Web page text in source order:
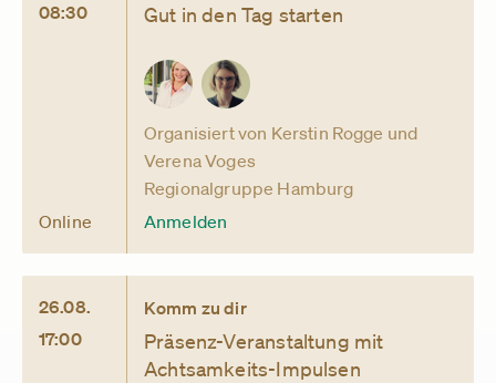
08:30
Online
Gut in den Tag starten
Organisiert von Kerstin Rogge und
Verena Voges
Regionalgruppe Hamburg
Anmelden
26.08.
17:00
Komm zu dir
Präsenz-Veranstaltung mit
Achtsamkeits-Impulsen